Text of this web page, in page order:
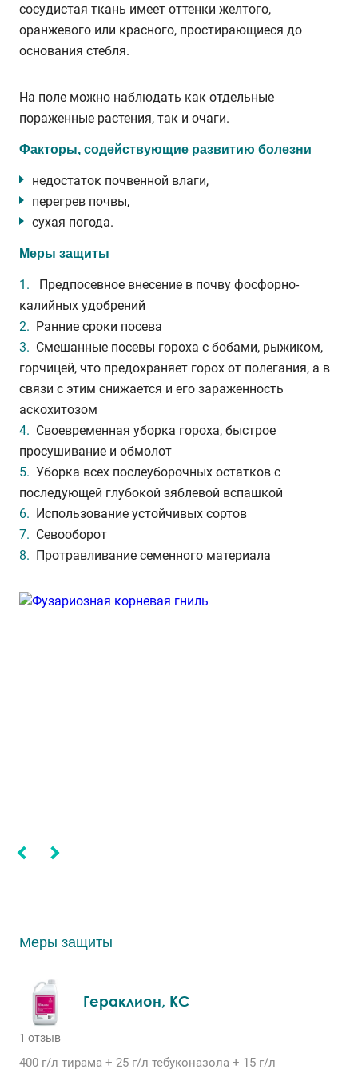
сосудистая ткань имеет оттенки желтого,
оранжевого или красного, простирающиеся до
основания стебля.
На поле можно наблюдать как отдельные
пораженные растения, так и очаги.
Факторы, содействующие развитию болезни
недостаток почвенной влаги,
перегрев почвы,
сухая погода.
Меры защиты
Предпосевное внесение в почву фосфорно-
калийных удобрений
Ранние сроки посева
Смешанные посевы гороха с бобами, рыжиком,
горчицей, что предохраняет горох от полегания, а в
связи с этим снижается и его зараженность
аскохитозом
Своевременная уборка гороха, быстрое
просушивание и обмолот
Уборка всех послеуборочных остатков с
последующей глубокой зяблевой вспашкой
Использование устойчивых сортов
Севооборот
Протравливание семенного материала
Меры защиты
Гераклион, КС
1 отзыв
400 г/л тирама + 25 г/л тебуконазола + 15 г/л